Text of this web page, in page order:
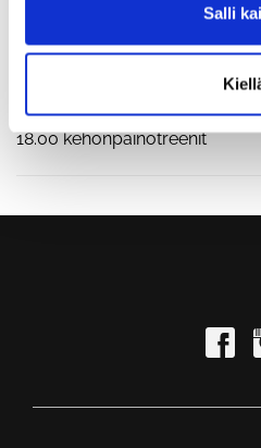
Salli
10.00 kuukausikilpailut, Red
18.00 kehonpainotreenit